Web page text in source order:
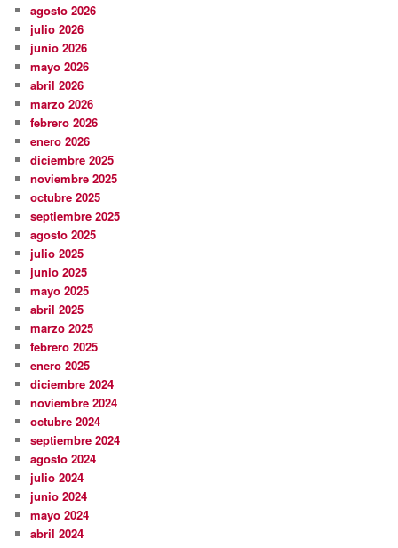
agosto 2026
julio 2026
junio 2026
mayo 2026
abril 2026
marzo 2026
febrero 2026
enero 2026
diciembre 2025
noviembre 2025
octubre 2025
septiembre 2025
agosto 2025
julio 2025
junio 2025
mayo 2025
abril 2025
marzo 2025
febrero 2025
enero 2025
diciembre 2024
noviembre 2024
octubre 2024
septiembre 2024
agosto 2024
julio 2024
junio 2024
mayo 2024
abril 2024